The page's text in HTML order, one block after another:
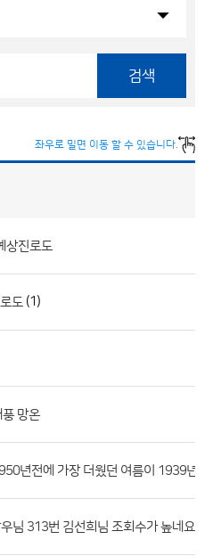
검색
좌우로 밀면 이동 할 수 있습니다.
상진로도
도 (1)
망온
년전에 가장 더웠던 여름이 1939년인
님 313번 김선희님 조회수가 높네요